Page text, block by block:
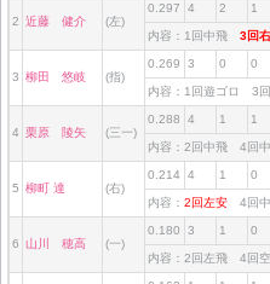
2 近藤 健介 (左)
0.297 4 2 1
内容：1回中飛 3回
3 柳田 悠岐 (指)
0.269 3 0 0
内容：1回遊ゴロ 3
4 栗原 陵矢 (三一)
0.288 4 1 1
内容：2回中飛 4回
5 柳町 達 (右)
0.214 4 1 0
内容： 2回左安 4回
6 山川 穂高 (一)
0.180 3 1 0
内容：2回左飛 4回